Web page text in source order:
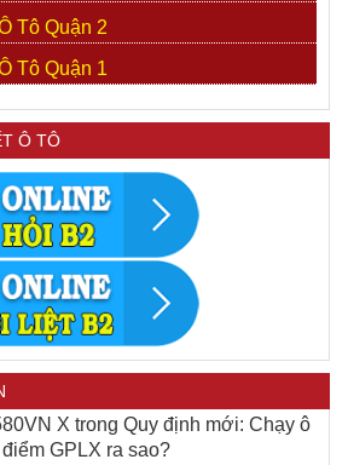
Tô Quận 2
Tô Quận 1
Ô TÔ
X trong Quy định mới: Chạy ô
GPLX ra sao?